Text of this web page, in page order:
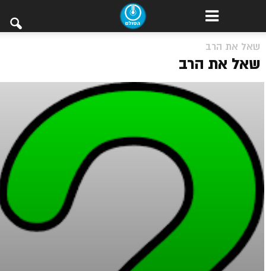
שאל את הרב
שאל את הרב